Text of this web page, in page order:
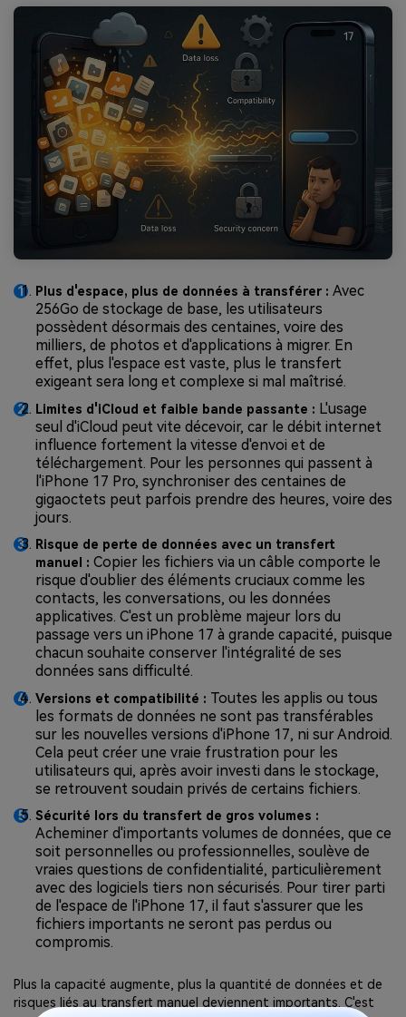
Plus d'espace, plus de données à transférer : Avec
256Go de stockage de base, les utilisateurs
possèdent désormais des centaines, voire des
milliers, de photos et d'applications à migrer. En
effet, plus l'espace est vaste, plus le transfert
exigeant sera long et complexe si mal maîtrisé.
Limites d'iCloud et faible bande passante : L'usage
seul d'iCloud peut vite décevoir, car le débit internet
influence fortement la vitesse d'envoi et de
téléchargement. Pour les personnes qui passent à
l'iPhone 17 Pro, synchroniser des centaines de
gigaoctets peut parfois prendre des heures, voire des
jours.
Risque de perte de données avec un transfert
manuel : Copier les fichiers via un câble comporte le
risque d'oublier des éléments cruciaux comme les
contacts, les conversations, ou les données
applicatives. C'est un problème majeur lors du
passage vers un iPhone 17 à grande capacité, puisque
chacun souhaite conserver l'intégralité de ses
données sans difficulté.
Versions et compatibilité : Toutes les applis ou tous
les formats de données ne sont pas transférables
sur les nouvelles versions d'iPhone 17, ni sur Android.
Cela peut créer une vraie frustration pour les
utilisateurs qui, après avoir investi dans le stockage,
se retrouvent soudain privés de certains fichiers.
Sécurité lors du transfert de gros volumes :
Acheminer d'importants volumes de données, que ce
soit personnelles ou professionnelles, soulève de
vraies questions de confidentialité, particulièrement
avec des logiciels tiers non sécurisés. Pour tirer parti
de l'espace de l'iPhone 17, il faut s'assurer que les
fichiers importants ne seront pas perdus ou
compromis.
Plus la capacité augmente, plus la quantité de données et de
risques liés au transfert manuel deviennent importants. C'est